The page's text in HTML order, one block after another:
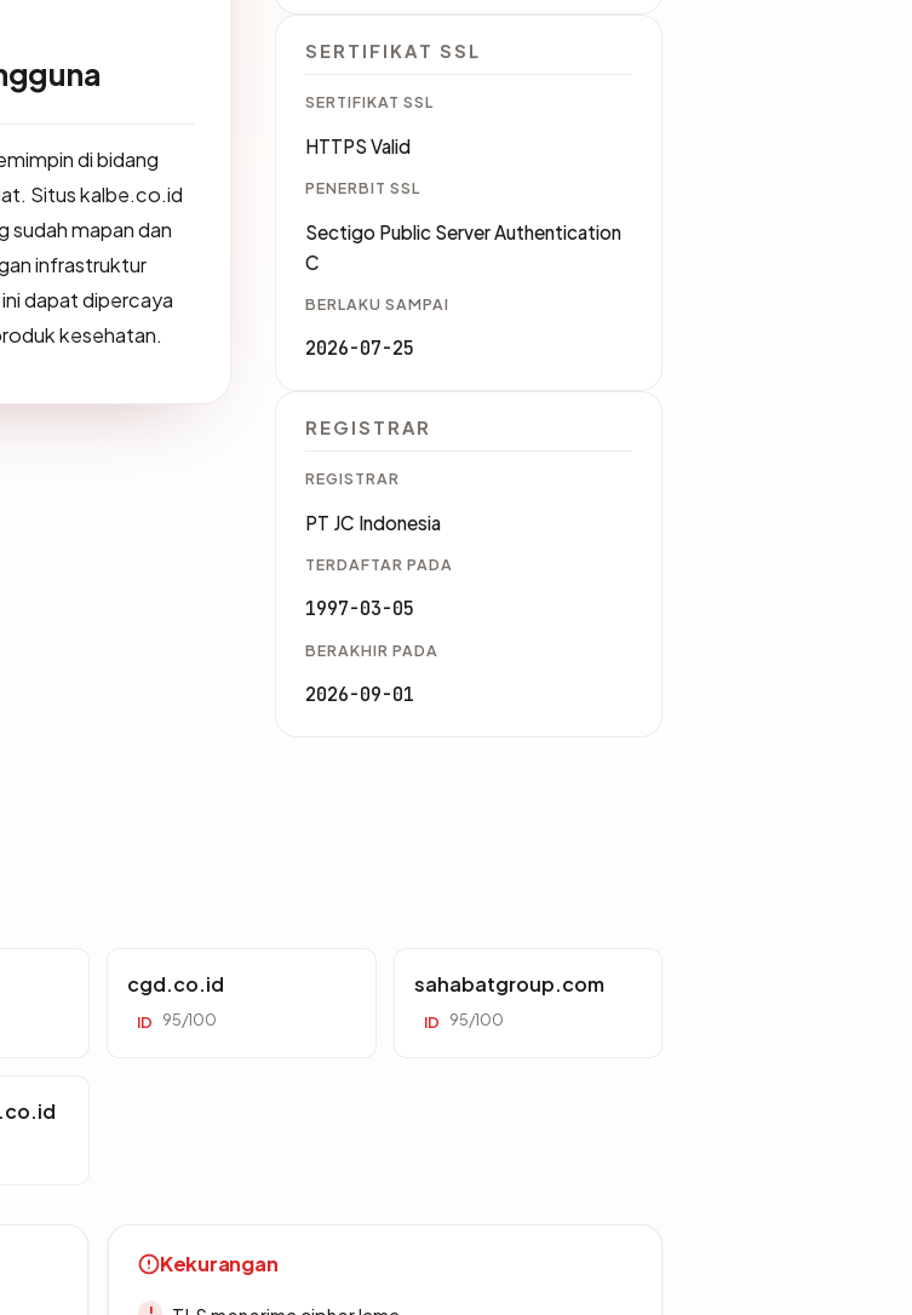
di bidang
Situs kalbe.co.id
sudah mapan dan
infrastruktur
dapat dipercaya
kesehatan.
SERTIFIKAT SSL
SERTIFIKAT SSL
HTTPS Valid
PENERBIT SSL
Sectigo Public Server Authentication
C
BERLAKU SAMPAI
2026-07-25
REGISTRAR
REGISTRAR
PT JC Indonesia
TERDAFTAR PADA
1997-03-05
BERAKHIR PADA
2026-09-01
cgd.co.id
ID 95/100
sahabatgroup.com
ID 95/100
Kekurangan